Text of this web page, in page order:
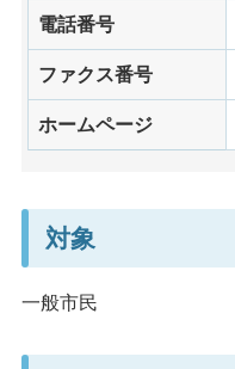
電話番号
ファクス番号
ホームページ
対象
一般市民